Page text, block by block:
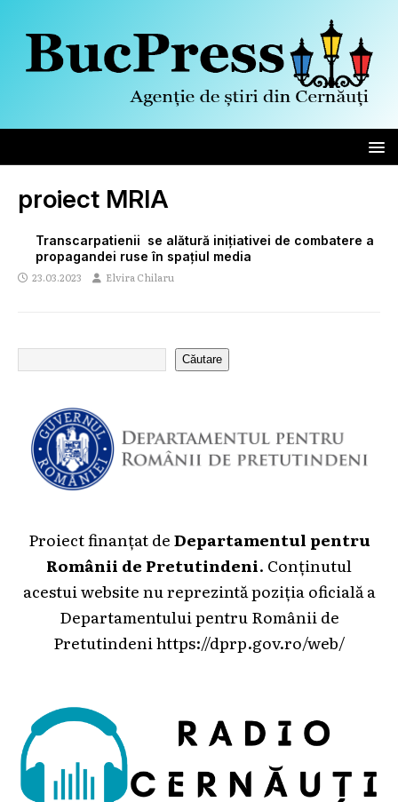
proiect MRIA
Transcarpatienii se alătură inițiativei de combatere a
propagandei ruse în spațiul media
23.03.2023 Elvira Chilaru
Căutare
Proiect finanțat deDepartamentul pentru
Românii de Pretutindeni. Conținutul
acestui website nu reprezintă poziția oficială a
Departamentului pentru Românii de
Pretutindeni https://dprp.gov.ro/web/